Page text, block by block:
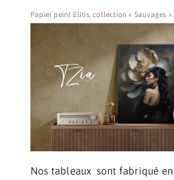
Papier peint Elitis, collection « Sauvages ».
Nos tableaux sont fabriqué en